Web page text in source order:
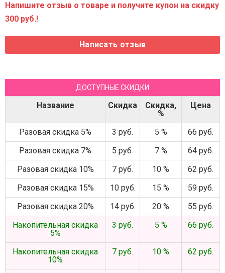
Напишите отзыв о товаре и получите купон на скидку
300 руб.!
ДОСТУПНЫЕ СКИДКИ
Название Скидка
Скидка,
%
Цена
Разовая скидка 5% 3 руб. 5 %
66 руб.
Разовая скидка 7%
5 руб. 7 %
64 руб.
Разовая скидка 10%
7 руб. 10 %
62 руб.
Разовая скидка 15%
10 руб. 15 %
59 руб.
Разовая скидка 20%
14 руб. 20 %
55 руб.
Накопительная скидка
5%
3 руб. 5 % 66 руб.
Накопительная скидка
10%
7 руб. 10 % 62 руб.